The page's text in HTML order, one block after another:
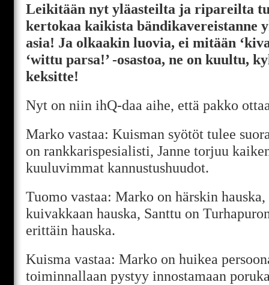
Leikitään nyt yläasteilta ja ripareilta
kertokaa kaikista bändikavereistanne
asia! Ja olkaakin luovia, ei mitään
‘wittu parsa!’ -osastoa, ne on kuultu,
keksitte!
Nyt on niin ihQ-daa aihe, että pakko
Marko vastaa: Kuisman syötöt tulee
on rankkarispesialisti, Janne torjuu
kuuluvimmat kannustushuudot.
Tuomo vastaa: Marko on härskin
kuivakkaan hauska, Santtu on
erittäin hauska.
Kuisma vastaa: Marko on huikea
toiminnallaan pystyy innostamaan